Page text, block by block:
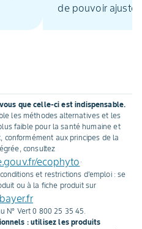
de pouvoir ajuster
que celle-ci est indispensable.
les méthodes alternatives et les
faible pour la santé humaine et
aux principes de la
consultez
ecophyto .
et restrictions d'emploi : se
ou à la fiche produit sur
N° Vert 0 800 25 35 45.
: utilisez les produits